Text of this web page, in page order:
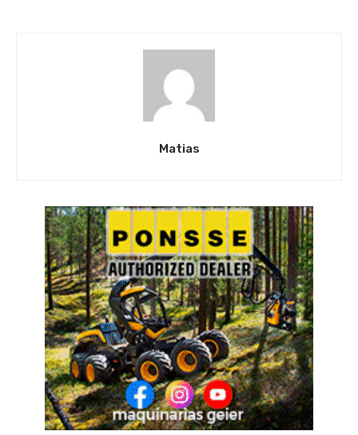
Matias